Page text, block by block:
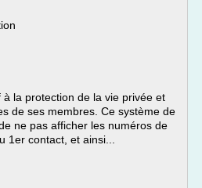
la protection de la vie privée et
de ses membres. Ce système de
ne pas afficher les numéros de
1er contact, et ainsi...